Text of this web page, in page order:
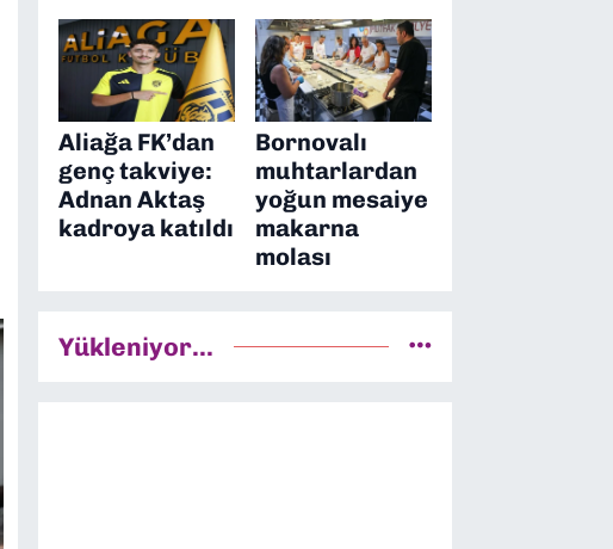
Aliağa FK’dan
genç takviye:
Adnan Aktaş
kadroya katıldı
Bornovalı
muhtarlardan
yoğun mesaiye
makarna
molası
Yükleniyor...